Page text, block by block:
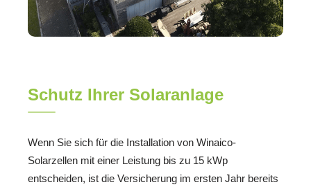
Schutz Ihrer Solaranlage
Wenn Sie sich für die Installation von Winaico-
Solarzellen mit einer Leistung bis zu 15 kWp
entscheiden, ist die Versicherung im ersten Jahr bereits